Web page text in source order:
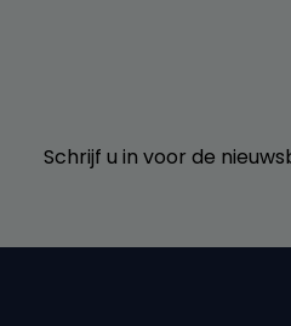
Schrijf u in voor de